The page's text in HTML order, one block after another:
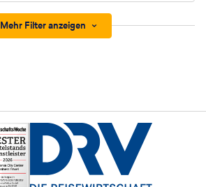
Mehr Filter anzeigen